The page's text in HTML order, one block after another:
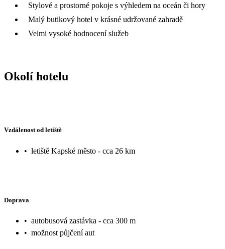
Stylové a prostorné pokoje s výhledem na oceán či hory
Malý butikový hotel v krásné udržované zahradě
Velmi vysoké hodnocení služeb
Okolí hotelu
Vzdálenost od letiště
• letiště Kapské město - cca 26 km
Doprava
• autobusová zastávka - cca 300 m
• možnost půjčení aut